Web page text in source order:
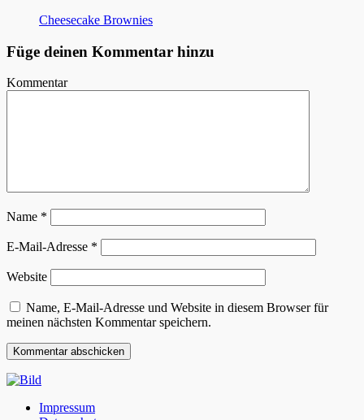
Cheesecake Brownies
Füge deinen Kommentar hinzu
Kommentar
Name *
E-Mail-Adresse *
Website
Name, E-Mail-Adresse und Website in diesem Browser für
meinen nächsten Kommentar speichern.
Impressum